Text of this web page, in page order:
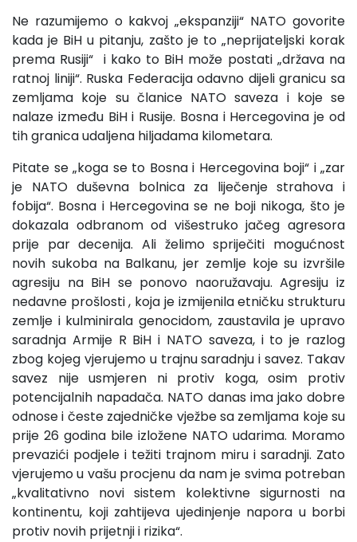
Ne razumijemo o kakvoj „ekspanziji“ NATO govorite
kada je BiH u pitanju, zašto je to „neprijateljski korak
prema Rusiji“ i kako to BiH može postati „država na
ratnoj liniji“. Ruska Federacija odavno dijeli granicu sa
zemljama koje su članice NATO saveza i koje se
nalaze između BiH i Rusije. Bosna i Hercegovina je od
tih granica udaljena hiljadama kilometara.
Pitate se „koga se to Bosna i Hercegovina boji“ i „zar
je NATO duševna bolnica za liječenje strahova i
fobija“. Bosna i Hercegovina se ne boji nikoga, što je
dokazala odbranom od višestruko jačeg agresora
prije par decenija. Ali želimo spriječiti mogućnost
novih sukoba na Balkanu, jer zemlje koje su izvršile
agresiju na BiH se ponovo naoružavaju. Agresiju iz
nedavne prošlosti , koja je izmijenila etničku strukturu
zemlje i kulminirala genocidom, zaustavila je upravo
saradnja Armije R BiH i NATO saveza, i to je razlog
zbog kojeg vjerujemo u trajnu saradnju i savez. Takav
savez nije usmjeren ni protiv koga, osim protiv
potencijalnih napadača. NATO danas ima jako dobre
odnose i česte zajedničke vježbe sa zemljama koje su
prije 26 godina bile izložene NATO udarima. Moramo
prevazići podjele i težiti trajnom miru i saradnji. Zato
vjerujemo u vašu procjenu da nam je svima potreban
„kvalitativno novi sistem kolektivne sigurnosti na
kontinentu, koji zahtijeva ujedinjenje napora u borbi
protiv novih prijetnji i rizika“.